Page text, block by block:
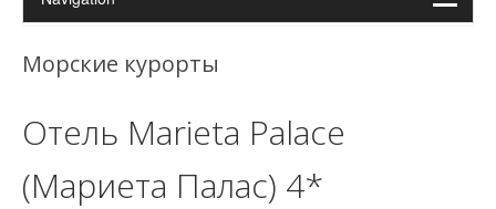
Морские курорты
Отель Marieta Palace
(Мариета Палас) 4*